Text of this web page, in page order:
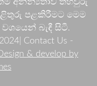
අනන්‍යතාව තහවුරු
පළකිරීමට මෙම
බැඳී සිටී.
Contact Us -
& develop by